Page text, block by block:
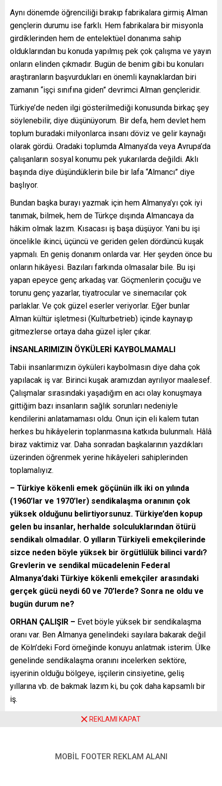
Aynı dönemde öğrenciliği bırakıp fabrikalara girmiş Alman
gençlerin durumu ise farklı. Hem fabrikalara bir misyonla
girdiklerinden hem de entelektüel donanıma sahip
olduklarından bu konuda yapılmış pek çok çalışma ve yayın
onların elinden çıkmadır. Bugün de benim gibi bu konuları
araştıranların başvurdukları en önemli kaynaklardan biri
zamanın “işçi sınıfına giden” devrimci Alman gençleridir.
Türkiye’de neden ilgi gösterilmediği konusunda birkaç şey
söylenebilir, diye düşünüyorum. Bir defa, hem devlet hem
toplum buradaki milyonlarca insanı döviz ve gelir kaynağı
olarak gördü. Oradaki toplumda Almanya’da veya Avrupa’da
çalışanların sosyal konumu pek yukarılarda değildi. Aklı
başında diye düşündüklerin bile bir lafa “Almancı” diye
başlıyor.
Bundan başka burayı yazmak için hem Almanya’yı çok iyi
tanımak, bilmek, hem de Türkçe dışında Almancaya da
hâkim olmak lazım. Kısacası iş başa düşüyor. Yani bu işi
öncelikle ikinci, üçüncü ve geriden gelen dördüncü kuşak
yapmalı. En geniş donanım onlarda var. Her şeyden önce bu
onların hikâyesi. Bazıları farkında olmasalar bile. Bu işi
yapan epeyce genç arkadaş var. Göçmenlerin çocuğu ve
torunu genç yazarlar, tiyatrocular ve sinemacılar çok
parlaklar. Ve çok güzel eserler veriyorlar. Eğer bunlar
Alman kültür işletmesi (Kulturbetrieb) içinde kaynayıp
gitmezlerse ortaya daha güzel işler çıkar.
İNSANLARIMIZIN ÖYKÜLERİ KAYBOLMAMALI
Tabii insanlarımızın öyküleri kaybolmasın diye daha çok
yapılacak iş var. Birinci kuşak aramızdan ayrılıyor maalesef.
Çalışmalar sırasındaki yaşadığım en acı olay konuşmaya
gittiğim bazı insanların sağlık sorunları nedeniyle
kendilerini anlatamaması oldu. Onun için eli kalem tutan
herkes bu hikâyelerin toplanmasına katkıda bulunmalı. Hâlâ
biraz vaktimiz var. Daha sonradan başkalarının yazdıkları
üzerinden öğrenmek yerine hikâyeleri sahiplerinden
toplamalıyız.
– Türkiye kökenli emek göçünün ilk iki on yılında
(1960’lar ve 1970’ler) sendikalaşma oranının çok
yüksek olduğunu belirtiyorsunuz. Türkiye’den kopup
gelen bu insanlar, herhalde solculuklarından ötürü
sendikalı olmadılar. O yılların Türkiyeli emekçilerinde
sizce neden böyle yüksek bir örgütlülük bilinci vardı?
Grevlerin ve sendikal mücadelenin Federal
Almanya’daki Türkiye kökenli emekçiler arasındaki
gerçek gücü neydi 60 ve 70’lerde? Sonra ne oldu ve
bugün durum ne?
ORHAN ÇALIŞIR – Evet böyle yüksek bir sendikalaşma
oranı var. Ben Almanya genelindeki sayılara bakarak değil
de Köln’deki Ford örneğinde konuyu anlatmak isterim. Ülke
genelinde sendikalaşma oranını incelerken sektöre,
işyerinin olduğu bölgeye, işçilerin cinsiyetine, geliş
yıllarına vb. de bakmak lazım ki, bu çok daha kapsamlı bir
iş.
Ford’da Ağustos 1973’te grev başladığında Türk işçilerin
kadar Sirkeci’den ceplerinde iş mukavelesiyle yola çıkmış
REKLAMI KAPAT
MOBİL FOOTER REKLAM ALANI